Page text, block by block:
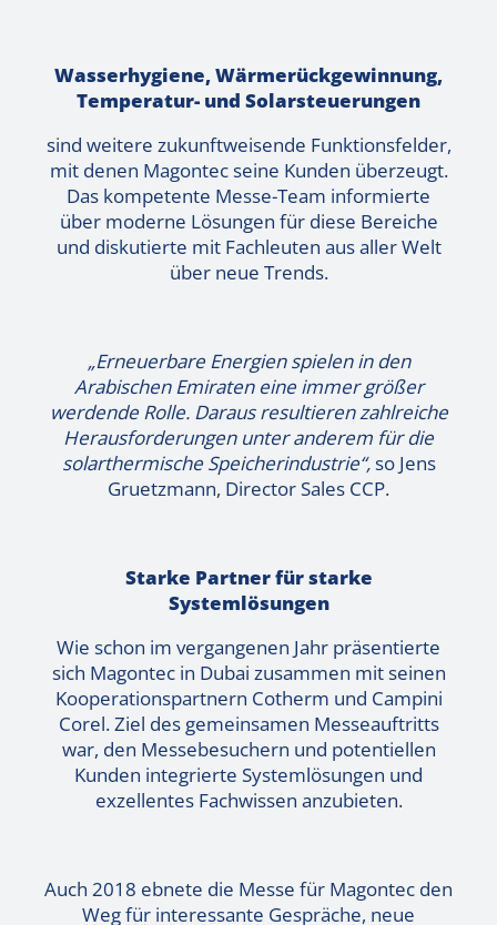
Wasserhygiene, Wärmerückgewinnung,
Temperatur- und Solarsteuerungen
sind weitere zukunftweisende Funktionsfelder,
mit denen Magontec seine Kunden überzeugt.
Das kompetente Messe-Team informierte
über moderne Lösungen für diese Bereiche
und diskutierte mit Fachleuten aus aller Welt
über neue Trends.
„Erneuerbare Energien spielen in den
Arabischen Emiraten eine immer größer
werdende Rolle. Daraus resultieren zahlreiche
Herausforderungen unter anderem für die
solarthermische Speicherindustrie“,so Jens
Gruetzmann, Director Sales CCP.
Starke Partner für starke
Systemlösungen
Wie schon im vergangenen Jahr präsentierte
sich Magontec in Dubai zusammen mit seinen
Kooperationspartnern Cotherm und Campini
Corel. Ziel des gemeinsamen Messeauftritts
war, den Messebesuchern und potentiellen
Kunden integrierte Systemlösungen und
exzellentes Fachwissen anzubieten.
Auch 2018 ebnete die Messe für Magontec den
Weg für interessante Gespräche, neue